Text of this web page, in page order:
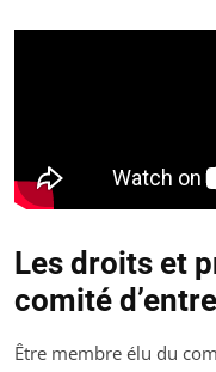
Les droits et
comité
Être membre élu du